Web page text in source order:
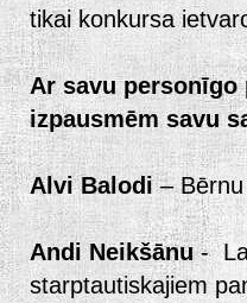
tikai konkursa
Ar savu personīgo
izpausmēm savu
Alvi Balodi– Bērnu
Andi Neikšānu-
starptautiskajiem